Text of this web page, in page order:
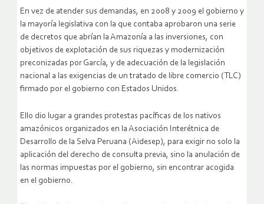
En vez de atender sus demandas, en 2008 y 2009 el gobierno y
la mayoría legislativa con la que contaba aprobaron una serie
de decretos que abrían la Amazonía a las inversiones, con
objetivos de explotación de sus riquezas y modernización
preconizadas por García, y de adecuación de la legislación
nacional a las exigencias de un tratado de libre comercio (TLC)
firmado por el gobierno con Estados Unidos.
Ello dio lugar a grandes protestas pacíficas de los nativos
amazónicos organizados en la Asociación Interétnica de
Desarrollo de la Selva Peruana (Aidesep), para exigir no solo la
aplicación del derecho de consulta previa, sino la anulación de
las normas impuestas por el gobierno, sin encontrar acogida
en el gobierno.